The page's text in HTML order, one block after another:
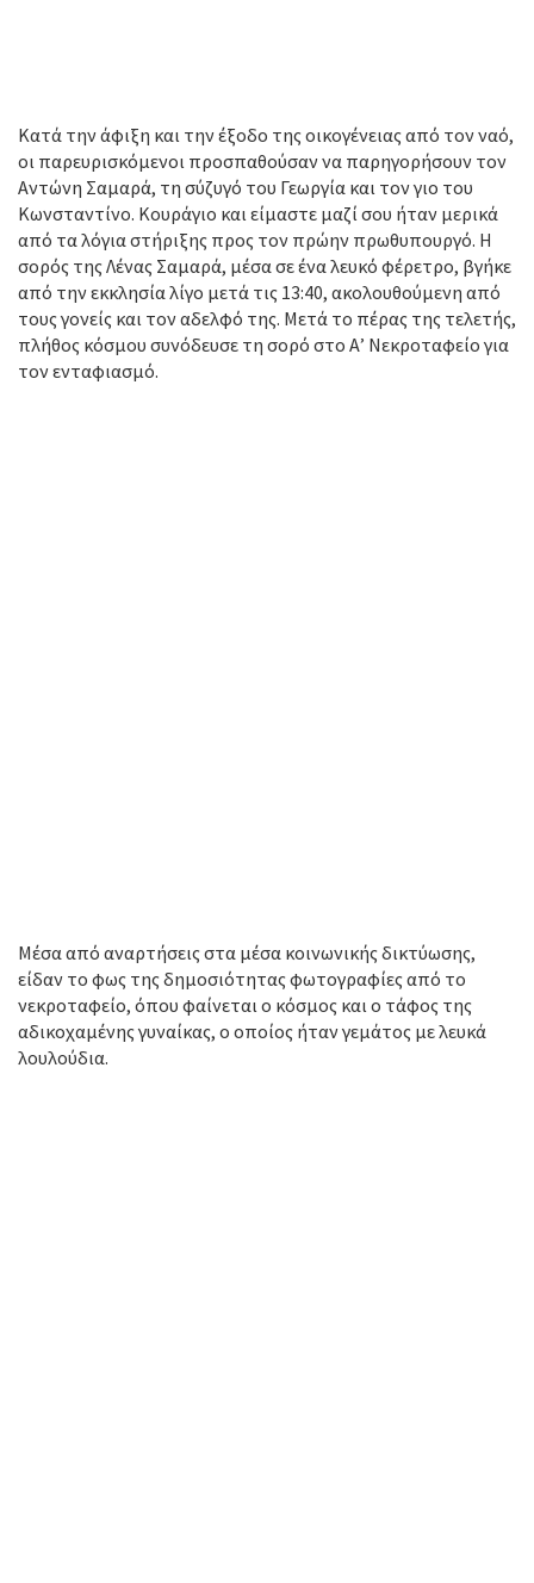
Κατά την άφιξη και την έξοδο της οικογένειας από τον ναό,
οι παρευρισκόμενοι προσπαθούσαν να παρηγορήσουν τον
Αντώνη Σαμαρά, τη σύζυγό του Γεωργία και τον γιο του
Κωνσταντίνο. Κουράγιο και είμαστε μαζί σου ήταν μερικά
από τα λόγια στήριξης προς τον πρώην πρωθυπουργό. Η
σορός της Λένας Σαμαρά, μέσα σε ένα λευκό φέρετρο, βγήκε
από την εκκλησία λίγο μετά τις 13:40, ακολουθούμενη από
τους γονείς και τον αδελφό της. Μετά το πέρας της τελετής,
πλήθος κόσμου συνόδευσε τη σορό στο Α’ Νεκροταφείο για
τον ενταφιασμό.
Μέσα από αναρτήσεις στα μέσα κοινωνικής δικτύωσης,
είδαν το φως της δημοσιότητας φωτογραφίες από το
νεκροταφείο, όπου φαίνεται ο κόσμος και ο τάφος της
αδικοχαμένης γυναίκας, ο οποίος ήταν γεμάτος με λευκά
λουλούδια.